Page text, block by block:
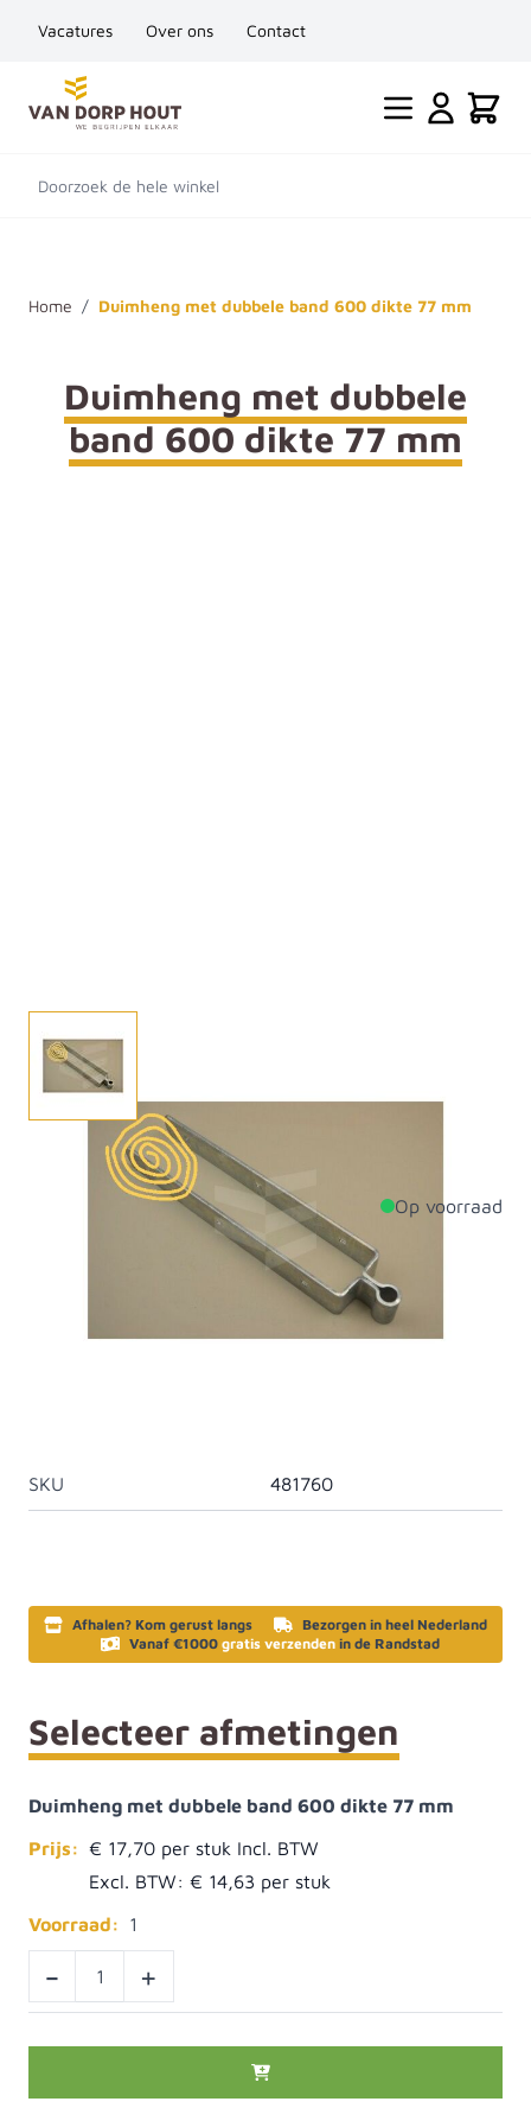
Vacatures Over ons Contact
Ga naar de inhoud
Cart
Doorzoek de hele winkel
Home / Duimheng met dubbele band 600 dikte 77 mm
Duimheng met dubbele
band 600 dikte 77 mm
Heng met dubbele band 450 dikte 77 mm.
Op voorraad
600mm
SKU 481760
Afhalen? Kom gerust langs
Bezorgen in heel Nederland
Vanaf €1000 gratis verzenden in de Randstad
Selecteer afmetingen
Duimheng met dubbele band 600 dikte 77 mm
Prijs: € 17,70
Excl. BTW: € 14,63
Voorraad:
1
- +